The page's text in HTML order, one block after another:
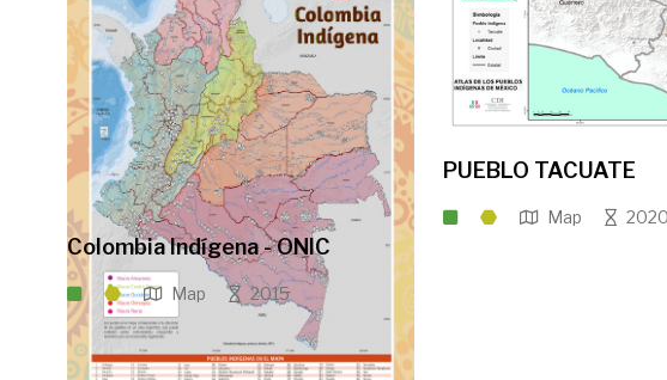
Colombia Indígena - ONIC
Map 2015
PUEBLO TACUATE
Map 2020